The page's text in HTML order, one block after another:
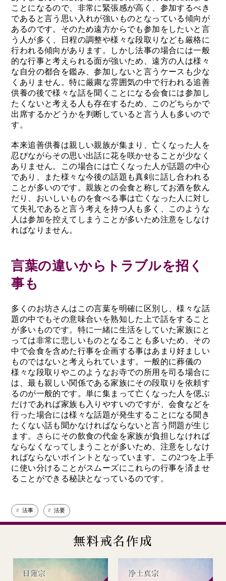
ことになるので、非常に緊張感が高く、参加するべき
であると言う思い入れが強いものとなっている傾向が
あるのです。そのため遠方からでも参加をしたいと言
う人が多く、日程の調整や様々な段取りなども厳格に
行われる傾向があります。しかし法事の場合には一般
的な行事と考えられる面が強いため、遠方の人は様々
な自分の都合を鑑み、参加しないと言うケースも少な
くありません。特に厳粛な雰囲気の中で行われる追善
供養の後で様々な話を聞くことになる会食には参加し
たくないと考える人も存在するため、このどちらかで
出席するかどうかを判断していると言う人も多いので
す。
本来追善供養は親しい親族が集まり、亡くなった人を
忍びながらその思い出話に花を咲かせることが少なく
ありません。この場合には亡くなった人が話題の中心
であり、また様々な今後の話題も真剣に話し合われる
ことが多いのです。親族との会食と称してお酒を飲ん
だり、おいしいものを食べる事は亡くなった人に対し
て失礼であると言う考えを持つ人も多く、このような
人は参加を控えてしまうことが多いため注意をしなけ
ればなりません。
言葉の違いからトラブルを招く
事も
多くのお坊さんはこの言葉を明確に区別し、様々な話
題の中でもその意味合いを熟知した上で話をすること
が多いものです。特に一緒に生活をしていた家族にと
っては非常に悲しいものとなることも多いため、その
中で会食を含めた行事を企画する事はあまり好ましい
ものではないと考えられています。一般的に葬儀の
様々な段取りやこのようなお寺での所用を司る場合に
は、最も親しい関係である家族にその段取りを依頼す
るのが一般的です。単に集まって亡くなった人を偲ぶ
だけであれば家族も入りやすいのですが、会食などを
行った場合には様々な話題が発生することになる聞き
たくない話も聞かなければならないと言う問題が生じ
ます。さらにその飲食の代金を家族が負担しなければ
ならなくなってしまうことが多いため、注意をしなけ
ればならないポイントとなっています。この2つを上手
に使い分けることがスムーズにこれらの行事を済ませ
ることができる秘訣となっているのです。
法事 法要
無料戒名作成